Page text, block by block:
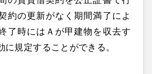
約の更新がなく期間満了によ
了時にはＡが甲建物を収去す
に規定することができる。